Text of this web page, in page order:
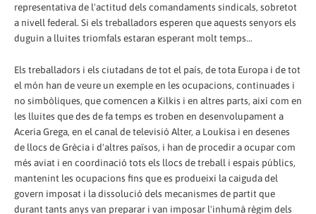
representativa de l'actitud dels comandaments sindicals, sobretot
a nivell federal. Si els treballadors esperen que aquests senyors els
duguin a lluites triomfals estaran esperant molt temps...
Els treballadors i els ciutadans de tot el país, de tota Europa i de tot
el món han de veure un exemple en les ocupacions, continuades i
no simbòliques, que comencen a Kilkis i en altres parts, així com en
les lluites que des de fa temps es troben en desenvolupament a
Aceria Grega, en el canal de televisió Alter, a Loukisa i en desenes
de llocs de Grècia i d'altres països, i han de procedir a ocupar com
més aviat i en coordinació tots els llocs de treball i espais públics,
mantenint les ocupacions fins que es produeixi la caiguda del
govern imposat i la dissolució dels mecanismes de partit que
durant tants anys van preparar i van imposar l'inhumà règim dels